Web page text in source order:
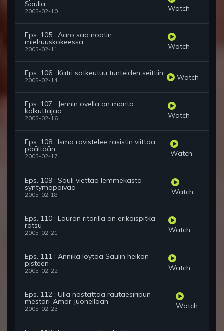
Saulia
2005-02-10 Watch
Eps. 105 : Aaro saa nootin
miehuuskokeessa
2005-02-11 Watch
Eps. 106 : Katri sotkeutuu tunteiden seittiin
2005-02-14 Watch
Eps. 107 : Jennin ovella on monta
kolkuttajaa
2005-02-16 Watch
Eps. 108 : Ismo ravistelee rasistin viittaa
päältään
2005-02-17 Watch
Eps. 109 : Sauli viettää lemmekästä
syntymäpäivää
2005-02-18 Watch
Eps. 110 : Lauran ritarilla on erikoispitkä
ratsu
2005-02-21 Watch
Eps. 111 : Annika löytää Saulin heikon
pisteen
2005-02-22 Watch
Eps. 112 : Ulla nostattaa rautaesiripun
mestari-Amor-juonellaan
2005-02-23 Watch